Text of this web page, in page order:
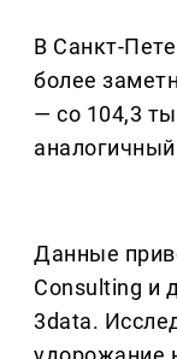
В Санкт-
более
— со 104,3
Данные
Consulting и
3data.